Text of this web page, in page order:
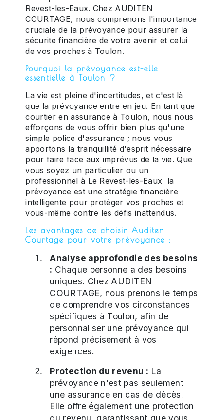
Revest-les-Eaux. Chez AUDITEN
COURTAGE, nous comprenons l'importance
cruciale de la prévoyance pour assurer la
sécurité financière de votre avenir et celui
de vos proches à Toulon.
Pourquoi la prévoyance est-elle
essentielle à Toulon ?
La vie est pleine d'incertitudes, et c'est là
que la prévoyance entre en jeu. En tant que
courtier en assurance à Toulon, nous nous
efforçons de vous offrir bien plus qu'une
simple police d'assurance ; nous vous
apportons la tranquillité d'esprit nécessaire
pour faire face aux imprévus de la vie. Que
vous soyez un particulier ou un
professionnel à Le Revest-les-Eaux, la
prévoyance est une stratégie financière
intelligente pour protéger vos proches et
vous-même contre les défis inattendus.
Les avantages de choisir Auditen
Courtage pour votre prévoyance :
Analyse approfondie des besoins
: Chaque personne a des besoins
uniques. Chez AUDITEN
COURTAGE, nous prenons le temps
de comprendre vos circonstances
spécifiques à Toulon, afin de
personnaliser une prévoyance qui
répond précisément à vos
exigences.
Protection du revenu : La
prévoyance n'est pas seulement
une assurance en cas de décès.
Elle offre également une protection
du revenu, garantissant que vous